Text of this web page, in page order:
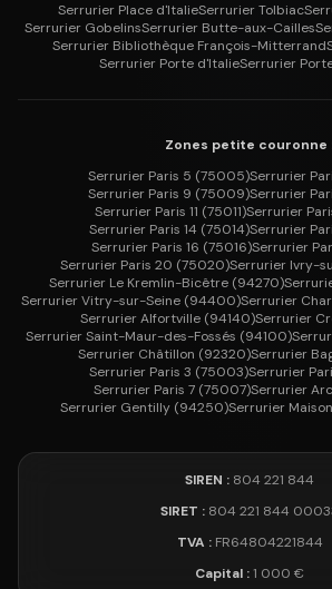
Serrurier Place d'ItalieSerrurierTolbiac
Serrurier GobelinsSerrurier Butte-aux-Cailles
Serrurier Bibliothèque François-Mitterrand
Serrurier Porte d'ItalieSerrurier
Zones petite couronne
Serrurier Paris 5 (75005)Serrurier
Serrurier Paris 9 (75009)Serrurier
Serrurier Paris 11 (75011)Serrurier
Serrurier Paris 14 (75014)Serrurier
Serrurier Paris 16 (75016)Serrurier
Serrurier Paris 20 (75020)Serrurier Ivry-
Serrurier Le Kremlin-Bicêtre (94270)
SerrurierVitry-sur-Seine(94400)Serrurier
SerrurierAlfortville(94140)Serrurier
SerrurierSaint-Maur-des-Fossés (94100)
Serrurier Châtillon (92320)Serrurier
Serrurier Paris 3 (75003)Serrurier
Serrurier Paris 7 (75007)Serrurier
Serrurier Gentilly(94250)Serrurier
SIREN : 804 221 844
SIRET : 804 221 844
TVA :FR64804221844
Capital :1 000 €